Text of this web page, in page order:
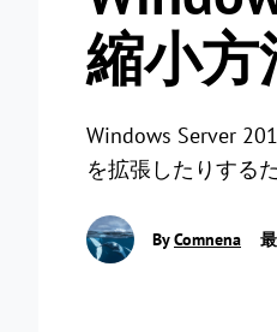
縮小
Windows Server
を拡張したりする
ByComnena